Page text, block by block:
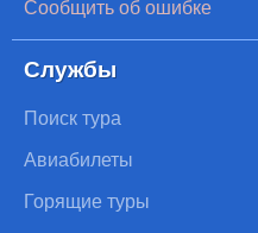
Сообщить об ошибке
Службы
Поиск тура
Авиабилеты
Горящие туры